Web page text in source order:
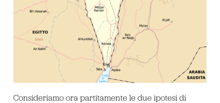
Consideriamo ora partitamente le due ipotesi di